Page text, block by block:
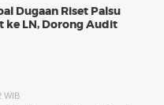
Dugaan Riset Palsu
ke LN, Dorong Audit
WIB